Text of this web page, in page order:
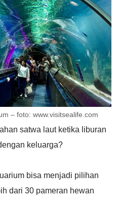
– foto: www.visitsealife.com
satwa laut ketika liburan
keluarga?
bisa menjadi pilihan
dari 30 pameran hewan